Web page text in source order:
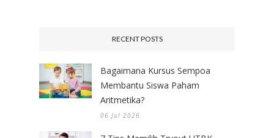
RECENT POSTS
Bagaimana Kursus Sempoa
Membantu Siswa Paham
Aritmetika?
06 Jul 2026